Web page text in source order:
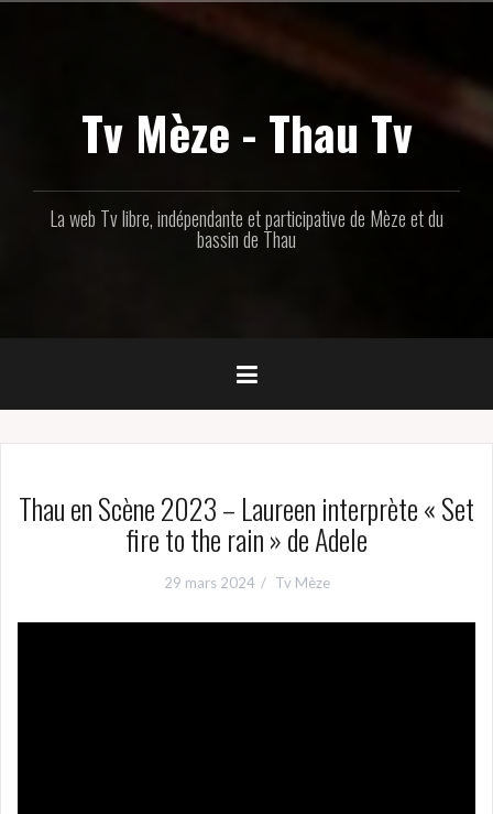
Tv Mèze - Thau Tv
La web Tv libre, indépendante et participative de Mèze et du
bassin de Thau
Thau en Scène 2023 – Laureen interprète « Set
fire to the rain » de Adele
29 mars 2024 Tv Mèze